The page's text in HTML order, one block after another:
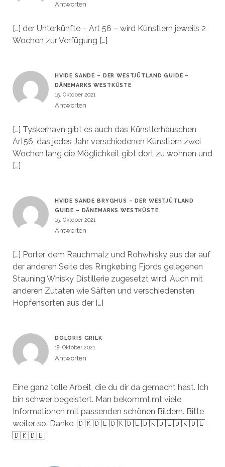
Antworten
[…] der Unterkünfte – Art 56 – wird Künstlern jeweils 2
Wochen zur Verfügung […]
HVIDE SANDE – DER WESTJÜTLAND GUIDE –
DÄNEMARKS WESTKÜSTE
15. Oktober 2021
Antworten
[…] Tyskerhavn gibt es auch das Künstlerhäuschen
Art56, das jedes Jahr verschiedenen Künstlern zwei
Wochen lang die Möglichkeit gibt dort zu wohnen und
[…]
HVIDE SANDE BRYGHUS – DER WESTJÜTLAND
GUIDE – DÄNEMARKS WESTKÜSTE
15. Oktober 2021
Antworten
[…] Porter, dem Rauchmalz und Rohwhisky aus der auf
der anderen Seite des Ringkøbing Fjords gelegenen
Stauning Whisky Distillerie zugesetzt wird. Auch mit
anderen Zutaten wie Säften und verschiedensten
Hopfensorten aus der […]
DOLORIS GRILK
18. Oktober 2021
Antworten
Eine ganz tolle Arbeit, die du dir da gemacht hast. Ich
bin schwer begeistert. Man bekommt.mt viele
Informationen mit passenden schönen Bildern. Bitte
weiter so. Danke. 🇩🇰🇩🇪🇩🇰🇩🇪🇩🇰🇩🇪🇩🇰🇩🇪
🇩🇰🇩🇪